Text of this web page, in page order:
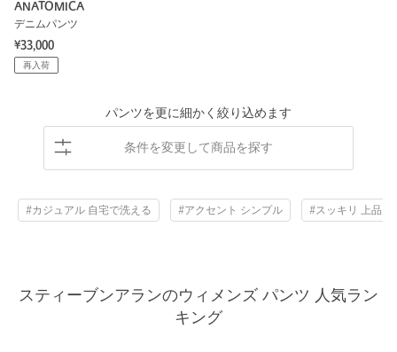
ANATOMICA
デニムパンツ
¥33,000
再入荷
パンツを更に細かく絞り込めます
条件を変更して商品を探す
#カジュアル 自宅で洗える #アクセント シンプル #スッキリ 上品
スティーブンアランのウィメンズ パンツ 人気ラン
キング